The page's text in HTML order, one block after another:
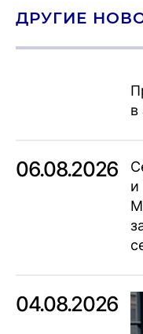
ДРУГИЕ
в
06.08.2026
и
04.08.2026